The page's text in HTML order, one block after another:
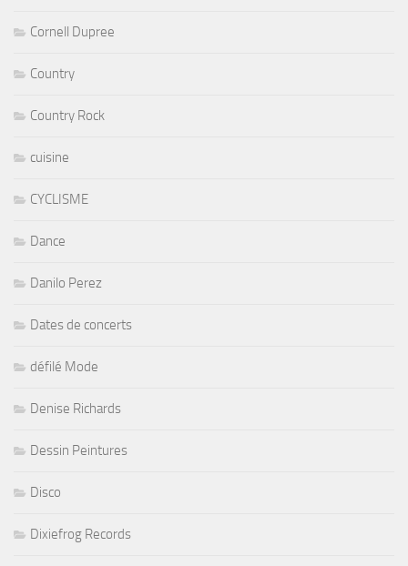
Cornell Dupree
Country
Country Rock
cuisine
CYCLISME
Dance
Danilo Perez
Dates de concerts
défilé Mode
Denise Richards
Dessin Peintures
Disco
Dixiefrog Records